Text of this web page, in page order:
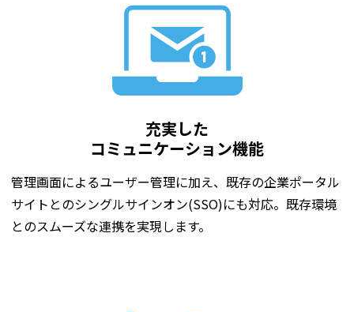
充実した
コミュニケーション機能
管理画面によるユーザー管理に加え、既存の企業ポータル
サイトとのシングルサインオン(SSO)にも対応。既存環境
とのスムーズな連携を実現します。